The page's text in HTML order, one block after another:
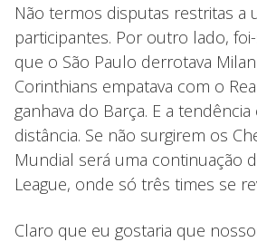
Não termos disputas restritas a
participantes. Por outro lado,
que o São Paulo derrotava
Corinthians empatava com o
ganhava do Barça. E a
distância. Se não surgirem os
Mundial será uma continuação
League, onde só três times se
Claro que eu gostaria que